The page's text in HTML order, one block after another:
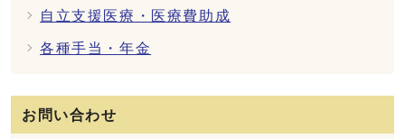
自立支援医療・医療費助成
各種手当・年金
お問い合わせ